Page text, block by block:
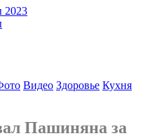
2023
Видео Здоровье Кухня
Пашиняна за